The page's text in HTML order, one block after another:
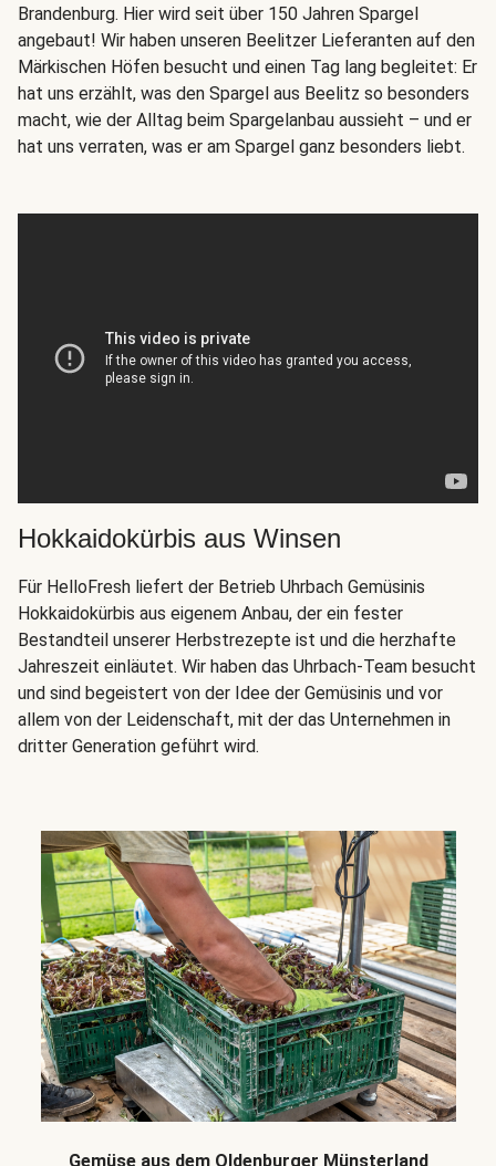
Brandenburg. Hier wird seit über 150 Jahren Spargel
angebaut! Wir haben unseren Beelitzer Lieferanten auf den
Märkischen Höfen besucht und einen Tag lang begleitet: Er
hat uns erzählt, was den Spargel aus Beelitz so besonders
macht, wie der Alltag beim Spargelanbau aussieht – und er
hat uns verraten, was er am Spargel ganz besonders liebt.
Hokkaidokürbis aus Winsen
Für HelloFresh liefert der Betrieb Uhrbach Gemüsinis
Hokkaidokürbis aus eigenem Anbau, der ein fester
Bestandteil unserer Herbstrezepte ist und die herzhafte
Jahreszeit einläutet. Wir haben das Uhrbach-Team besucht
und sind begeistert von der Idee der Gemüsinis und vor
allem von der Leidenschaft, mit der das Unternehmen in
dritter Generation geführt wird.
Gemüse aus dem Oldenburger Münsterland